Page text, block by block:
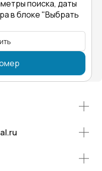
поиска, даты
в блоке "Выбрать